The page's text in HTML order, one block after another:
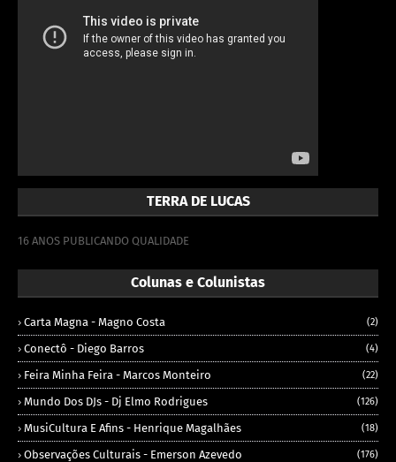
TERRA DE LUCAS
16 ANOS PUBLICANDO QUALIDADE
Colunas e Colunistas
Carta Magna - Magno Costa (2)
Conectô - Diego Barros (4)
Feira Minha Feira - Marcos Monteiro (22)
Mundo Dos DJs - Dj Elmo Rodrigues (126)
MusiCultura E Afins - Henrique Magalhães (18)
Observações Culturais - Emerson Azevedo (176)